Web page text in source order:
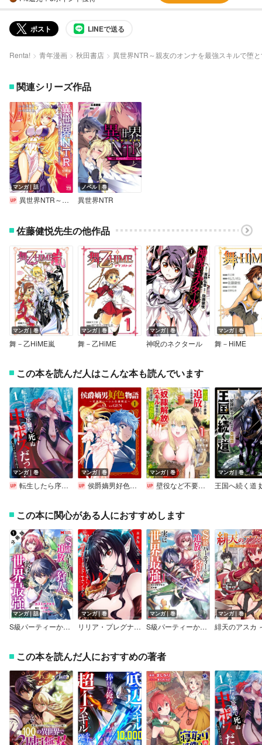
ポスト LINEで送る
Renta! 青年漫画 秋田書店 異世界NTR～親友のオンナを最強スキルで堕
関連シリーズ作品
マンガ｜話
異世界NTR～親友のオンナを最強スキルで堕とす方法～【分冊版】
ノベル｜巻
異世界NTR
佐藤健悦先生の他作品
マンガ｜巻
舞－乙HiME嵐
マンガ｜巻
舞－乙HiME
マンガ｜巻
神呪のネクタール
マンガ｜巻
舞－HiME
この本を読んだ人はこんな本も読んでいます
マンガ｜巻
転生したら序盤で死ぬ中ボスだった－ヒロイン眷属化で生き残る－【デジタル版限定特典付き】
マンガ｜巻
侯爵嫡男好色物語 ～異世界ハーレム英雄戦記～
マンガ｜巻
壁役など不要と追放されたS級冒険者、≪奴隷解放≫スキルを駆使して史上最強の国造り【イラスト特典付】
マンガ｜巻
この本に関心がある人におすすめします
マンガ｜話
S級パーティーから追放された狩人、実は世界最強～射程9999の男、帝国の狙撃手として無双する～（コミック） 分冊版
マンガ｜巻
リリア・プレグナント・ザ・ワールド・エンド
マンガ｜巻
S級パーティーから追放された狩人、実は世界最強～射程9999の男、帝国の狙撃手として無双する～（コミック）
マンガ｜巻
この本を読んだ人におすすめの著者